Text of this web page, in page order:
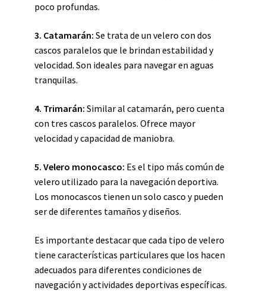
poco profundas.
3. Catamarán: Se trata de un velero con dos
cascos paralelos que le brindan estabilidad y
velocidad. Son ideales para navegar en aguas
tranquilas.
4. Trimarán: Similar al catamarán, pero cuenta
con tres cascos paralelos. Ofrece mayor
velocidad y capacidad de maniobra.
5. Velero monocasco: Es el tipo más común de
velero utilizado para la navegación deportiva.
Los monocascos tienen un solo casco y pueden
ser de diferentes tamaños y diseños.
Es importante destacar que cada tipo de velero
tiene características particulares que los hacen
adecuados para diferentes condiciones de
navegación y actividades deportivas específicas.